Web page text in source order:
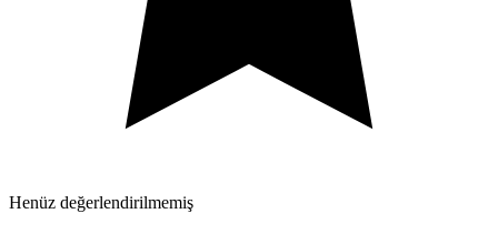
Henüz değerlendirilmemiş